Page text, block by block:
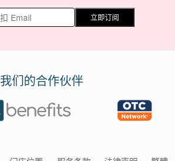
立即订阅
我们的合作伙伴